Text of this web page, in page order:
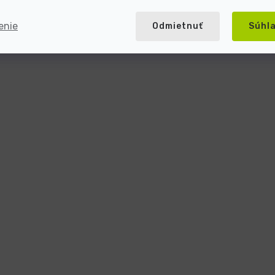
Odmietnuť